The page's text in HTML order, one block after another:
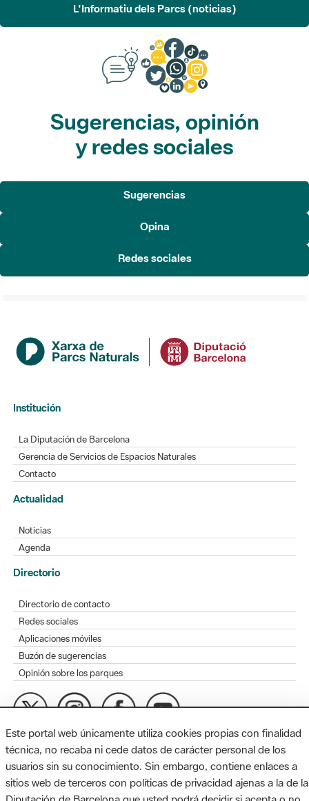
L'Informatiu dels Parcs (noticias)
Sugerencias, opinión
y redes sociales
Sugerencias
Opina
Redes sociales
Institución
La Diputación de Barcelona
Gerencia de Servicios de Espacios Naturales
Contacto
Actualidad
Noticias
Agenda
Directorio
Directorio de contacto
Redes sociales
Aplicaciones móviles
Buzón de sugerencias
Opinión sobre los parques
MAPA WEB AVISO LEGAL ACCESIBILIDAD
Diputación de Barcelona. Edifici Llacuna, 1a planta. Badajoz, 49.
08005 Barcelona. Tel. 934 022 428 / xarxaparcs@diba.cat
Este portal web únicamente utiliza cookies propias con finalidad
técnica, no recaba ni cede datos de carácter personal de los
usuarios sin su conocimiento. Sin embargo, contiene enlaces a
sitios web de terceros con políticas de privacidad ajenas a la de la